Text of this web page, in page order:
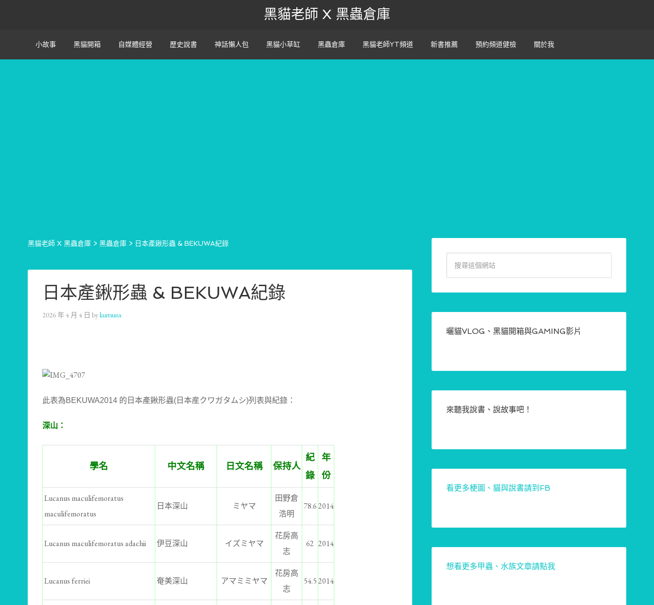
黑貓老師 X 黑蟲倉庫
小故事 黑貓開箱 自媒體經營 歷史說書 神話懶人包 黑貓小草缸 黑蟲倉庫 黑貓老師YT頻道 新書推薦 預約頻道健檢 關於我
黑貓老師 X 黑蟲倉庫 > 黑蟲倉庫 > 日本產鍬形蟲 & BEKUWA紀錄
日本產鍬形蟲 & BEKUWA紀錄
2026 年 4 月 4 日 bykurtsunx
此表為BEKUWA2014 的日本產鍬形蟲(日本産クワガタムシ)列表與紀錄：
深山：
學名 中文名稱 日文名稱 保持人
紀
錄
年
份
Lucanus maculifemoratus
maculifemoratus
日本深山 ミヤマ
田野倉
浩明
78.62014
Lucanus maculifemoratus adachii 伊豆深山 イズミヤマ
花房高
志
62 2014
Lucanus ferriei 奄美深山 アマミミヤマ
花房高
志
54.52014
曬貓VLOG、黑貓開箱與GAMING影片
來聽我說書、說故事吧！
看更多梗圖、貓與說書請到FB
想看更多甲蟲、水族文章請點我